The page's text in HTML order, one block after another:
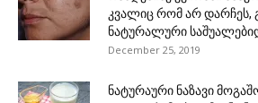
კვალიც რომ არ დარჩეს,
ნატურალური
December 25, 2019
ნატურაური ნაზავი